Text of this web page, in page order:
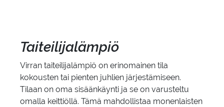
Tai­tei­li­ja­läm­piö
Virran taiteilijalämpiö on erinomainen tila
kokousten tai pienten juhlien järjestämiseen.
Tilaan on oma sisäänkäynti ja se on varusteltu
omalla keittiöllä. Tämä mahdollistaa monenlaisten